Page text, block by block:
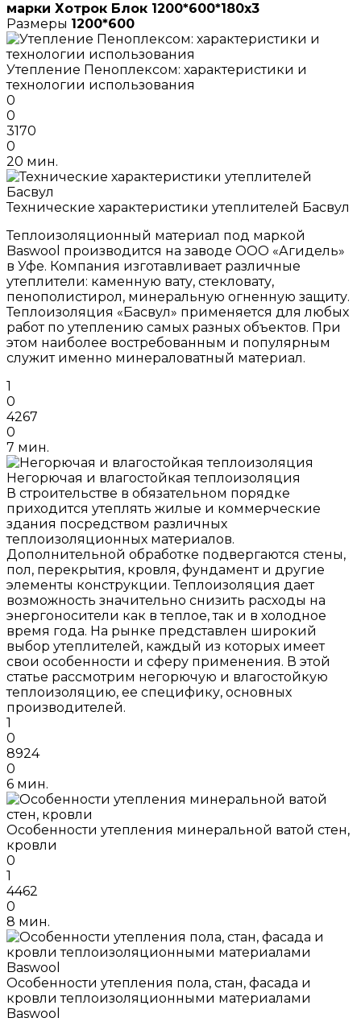
марки Хотрок Блок 1200*600*180х3
Размеры 1200*600
Утепление Пеноплексом: характеристики и
технологии использования
0
0
3170
0
20 мин.
Технические характеристики утеплителей Басвул
Теплоизоляционный материал под маркой
Baswool производится на заводе ООО «Агидель»
в Уфе. Компания изготавливает различные
утеплители: каменную вату, стекловату,
пенополистирол, минеральную огненную защиту.
Теплоизоляция «Басвул» применяется для любых
работ по утеплению самых разных объектов. При
этом наиболее востребованным и популярным
служит именно минераловатный материал.
1
0
4267
0
7 мин.
Негорючая и влагостойкая теплоизоляция
В строительстве в обязательном порядке
приходится утеплять жилые и коммерческие
здания посредством различных
теплоизоляционных материалов.
Дополнительной обработке подвергаются стены,
пол, перекрытия, кровля, фундамент и другие
элементы конструкции. Теплоизоляция дает
возможность значительно снизить расходы на
энергоносители как в теплое, так и в холодное
время года. На рынке представлен широкий
выбор утеплителей, каждый из которых имеет
свои особенности и сферу применения. В этой
статье рассмотрим негорючую и влагостойкую
теплоизоляцию, ее специфику, основных
производителей.
1
0
8924
0
6 мин.
Особенности утепления минеральной ватой стен,
кровли
0
1
4462
0
8 мин.
Особенности утепления пола, стан, фасада и
кровли теплоизоляционными материалами
Baswool